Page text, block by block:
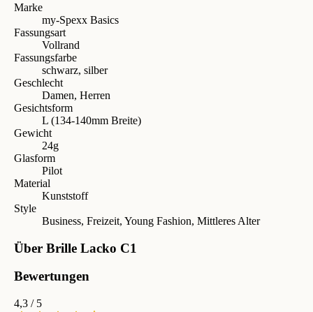
Marke
my-Spexx Basics
Fassungsart
Vollrand
Fassungsfarbe
schwarz, silber
Geschlecht
Damen, Herren
Gesichtsform
L (134-140mm Breite)
Gewicht
24g
Glasform
Pilot
Material
Kunststoff
Style
Business, Freizeit, Young Fashion, Mittleres Alter
Über Brille Lacko C1
Bewertungen
4,3 / 5